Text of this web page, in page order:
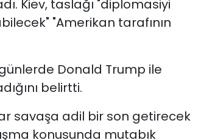
Kiev, taslağı "diplomasiyi
"Amerikan tarafının
Donald Trump ile
belirtti.
savaşa adil bir son getirecek
konusunda mutabık